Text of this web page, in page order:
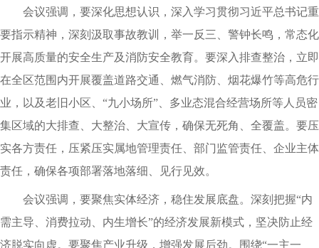
会议强调，要深化思想认识，深入学习贯彻习近平总书记重
要指示精神，深刻汲取事故教训，举一反三、警钟长鸣，常态化
开展高质量的安全生产及消防安全教育。要深入排查整治，立即
在全区范围内开展覆盖道路交通、燃气消防、烟花爆竹等高危行
业，以及老旧小区、“九小场所”、多业态混合经营场所等人员密
集区域的大排查、大整治、大宣传，确保无死角、全覆盖。要压
实各方责任，压紧压实属地管理责任、部门监管责任、企业主体
责任，确保各项部署落地落细、见行见效。
会议强调，要聚焦实体经济，稳住发展底盘。深刻把握“内
需主导、消费拉动、内生增长”的经济发展新模式，坚决防止经
济脱实向虚。要聚焦产业升级，增强发展后劲。围绕“一主一